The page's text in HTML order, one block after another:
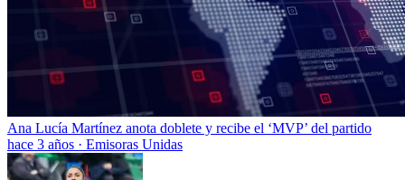
Ana Lucía Martínez anota doblete y recibe el ‘MVP’ del partido
hace 3 años · Emisoras Unidas